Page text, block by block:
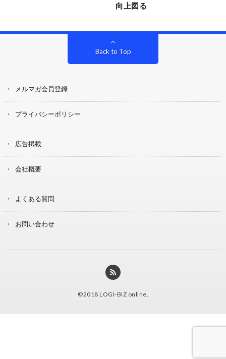
向上図る
Back to Top
メルマガ会員登録
プライバシーポリシー
広告掲載
会社概要
よくある質問
お問い合わせ
©2018 LOGI-BIZ online